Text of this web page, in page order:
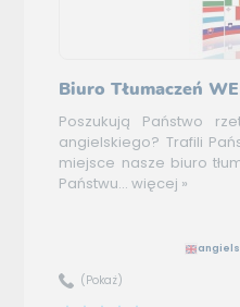
Biuro Tłumaczeń
Poszukują Państwo
angielskiego? Trafili
miejsce nasze biuro
Państwu... więcej »
(Pokaż)